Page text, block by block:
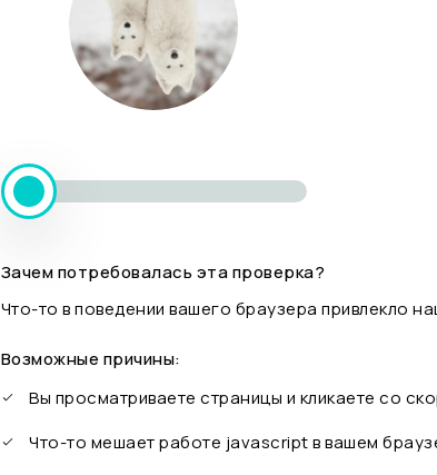
Зачем потребовалась эта проверка?
Что-то в поведении вашего браузера привлекло
Возможные причины:
Вы просматриваете страницы и кликаете со
Что-то мешает работе javascript в вашем